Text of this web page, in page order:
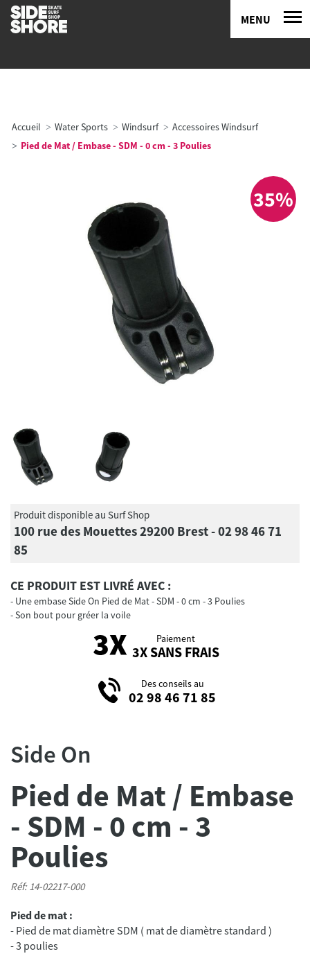
MENU
Accueil Water Sports Windsurf
Accessoires Windsurf
Pied de Mat / Embase - SDM - 0 cm - 3 Poulies
35%
Produit disponible au Surf Shop
100 rue des Mouettes 29200 Brest - 02 98 46 71
85
CE PRODUIT EST LIVRÉ AVEC :
Une embase Side On Pied de Mat - SDM - 0 cm - 3 Poulies
Son bout pour gréer la voile
Paiement
3X SANS FRAIS
Des conseils au
02 98 46 71 85
Side On
Pied de Mat / Embase
- SDM - 0 cm - 3
Poulies
Réf: 14-02217-000
Pied de mat :
- Pied de mat diamètre SDM ( mat de diamètre standard )
- 3 poulies